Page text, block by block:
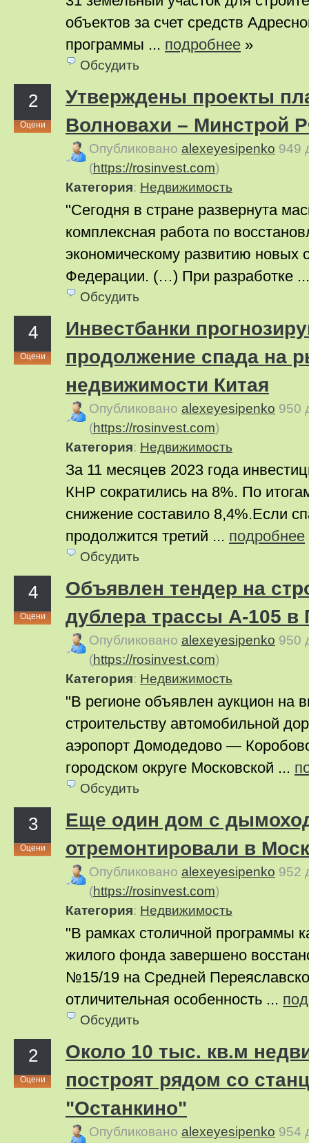
объектов за счет средств
программы ... подробнее »
Обсудить
2
Оцени
Утверждены проекты
Волновахи – Минстрой
Опубликовано alexeyesipenko 949
(https://rosinvest.com)
Категория: Недвижимость
"Сегодня в стране развернута
комплексная работа по
экономическому развитию новых
Федерации. (…) При разработке
Обсудить
4
Оцени
Инвестбанки
продолжение спада на
недвижимости Китая
Опубликовано alexeyesipenko 950
(https://rosinvest.com)
Категория: Недвижимость
За 11 месяцев 2023 года
КНР сократились на 8%. По
снижение составило 8,4%.Если
продолжится третий ... подробнее
Обсудить
4
Оцени
Объявлен тендер на
дублера трассы А-105 в
Опубликовано alexeyesipenko 950
(https://rosinvest.com)
Категория: Недвижимость
"В регионе объявлен аукцион на
строительству автомобильной
аэропорт Домодедово —
городском округе Московской ...
Обсудить
3
Оцени
Еще один дом с
отремонтировали в
Опубликовано alexeyesipenko 952
(https://rosinvest.com)
Категория: Недвижимость
"В рамках столичной программы
жилого фонда завершено
№15/19 на Средней
отличительная особенность ...
Обсудить
2
Оцени
Около 10 тыс. кв.м
построят рядом со
"Останкино"
Опубликовано alexeyesipenko 954